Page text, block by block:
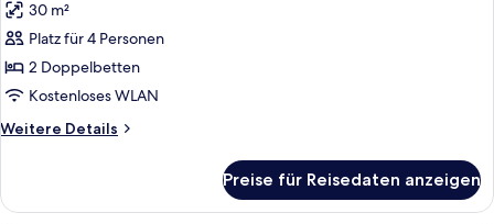
für
Deluxe-
Doppelzimmer
anzeigen
30 m²
Platz für 4 Personen
2 Doppelbetten
Kostenloses WLAN
Weitere Details
Weitere
Doppelzimmer
Preise für Reisedaten anzeigen